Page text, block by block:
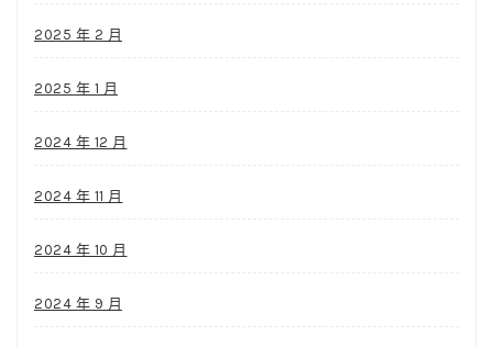
2025 年 2 月
2025 年 1 月
2024 年 12 月
2024 年 11 月
2024 年 10 月
2024 年 9 月